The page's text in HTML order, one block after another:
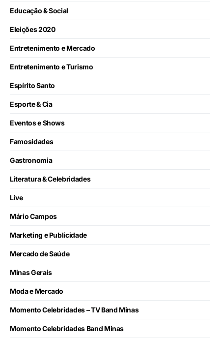
Educação & Social
Eleições 2020
Entretenimento e Mercado
Entretenimento e Turismo
Espírito Santo
Esporte & Cia
Eventos e Shows
Famosidades
Gastronomia
Literatura & Celebridades
Live
Mário Campos
Marketing e Publicidade
Mercado de Saúde
Minas Gerais
Moda e Mercado
Momento Celebridades – TV Band Minas
Momento Celebridades Band Minas